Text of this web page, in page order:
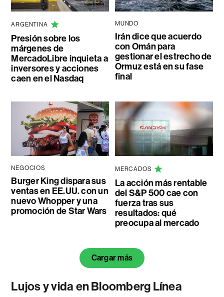
ARGENTINA
Presión sobre los
márgenes de
MercadoLibre inquieta a
inversores y acciones
caen en el Nasdaq
MUNDO
Irán dice que acuerdo
con Omán para
gestionar el estrecho de
Ormuz está en su fase
final
NEGOCIOS
Burger King dispara sus
ventas en EE.UU. con un
nuevo Whopper y una
promoción de Star Wars
MERCADOS
La acción más rentable
del S&P 500 cae con
fuerza tras sus
resultados: qué
preocupa al mercado
Cargar más
Lujos y vida en Bloomberg Línea